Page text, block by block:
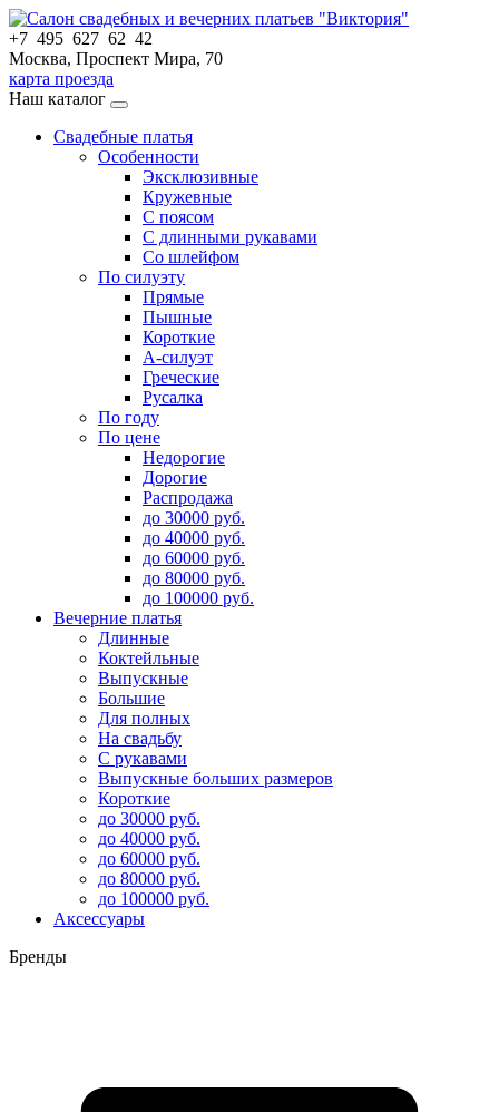
+7 495 627 62 42
Москва, Проспект Мира, 70
карта проезда
Наш каталог
Свадебные платья
Особенности
Эксклюзивные
Кружевные
С поясом
С длинными рукавами
Со шлейфом
По силуэту
Прямые
Пышные
Короткие
А-силуэт
Греческие
Русалка
По году
По цене
Недорогие
Дорогие
Распродажа
до 30000 руб.
до 40000 руб.
до 60000 руб.
до 80000 руб.
до 100000 руб.
Вечерние платья
Длинные
Коктейльные
Выпускные
Большие
Для полных
На свадьбу
С рукавами
Выпускные больших размеров
Короткие
до 30000 руб.
до 40000 руб.
до 60000 руб.
до 80000 руб.
до 100000 руб.
Аксессуары
Бренды